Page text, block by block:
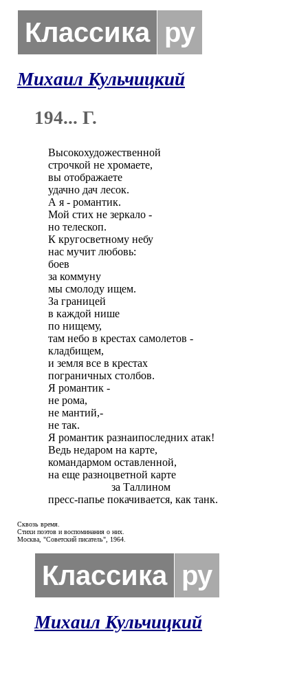
Классика ру
Михаил Кульчицкий
194... Г.
Высокохудожественной
строчкой не хромаете,
вы отображаете
удачно дач лесок.
А я - романтик.
Мой стих не зеркало -
но телескоп.
К кругосветному небу
нас мучит любовь:
боев
за коммуну
мы смолоду ищем.
За границей
в каждой нише
по нищему,
там небо в крестах самолетов -
кладбищем,
и земля все в крестах
пограничных столбов.
Я романтик -
не рома,
не мантий,-
не так.
Я романтик разнаипоследних атак!
Ведь недаром на карте,
командармом оставленной,
на еще разноцветной карте
                       за Таллином
пресс-папье покачивается, как танк.
Сквозь время.
Стихи поэтов и воспоминания о них.
Москва, "Советский писатель", 1964.
Классика ру
Михаил Кульчицкий